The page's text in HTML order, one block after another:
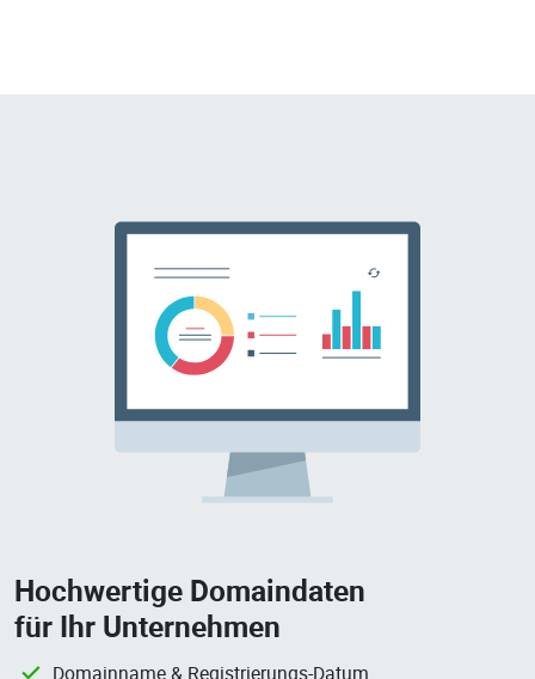
Hochwertige Domaindaten
für Ihr Unternehmen
Domainname & Registrierungs-Datum